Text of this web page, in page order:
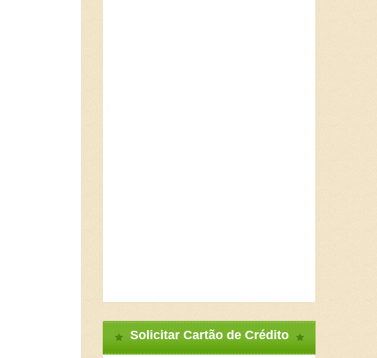
Solicitar Cartão de Crédito